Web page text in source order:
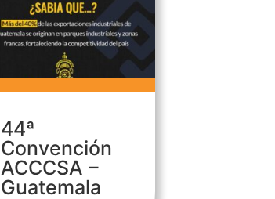
44ª
Convención
ACCCSA –
Guatemala